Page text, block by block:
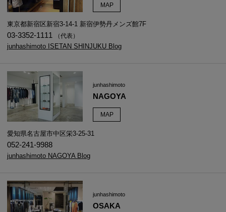
MAP
東京都新宿区新宿3-14-1 新宿伊勢丹メンズ館7F
03-3352-1111 （代表）
junhashimoto ISETAN SHINJUKU Blog
junhashimoto
NAGOYA
MAP
愛知県名古屋市中区栄3-25-31
052-241-9988
junhashimoto NAGOYA Blog
junhashimoto
OSAKA